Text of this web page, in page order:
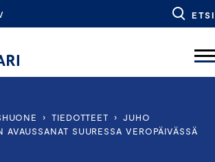
ETSI
› TIEDOTTEET › JUHO
AVAUSSANAT SUURESSA VEROPÄIVÄSSÄ